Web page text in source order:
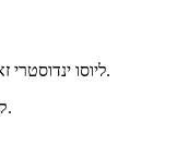
ליוסו ינדוסטרי זאנע, דינג זו סיטי, העבעי פּראַווינס, פּרק.
© קאַפּירייט - 2010-2021: כל הזכויות שמורות.